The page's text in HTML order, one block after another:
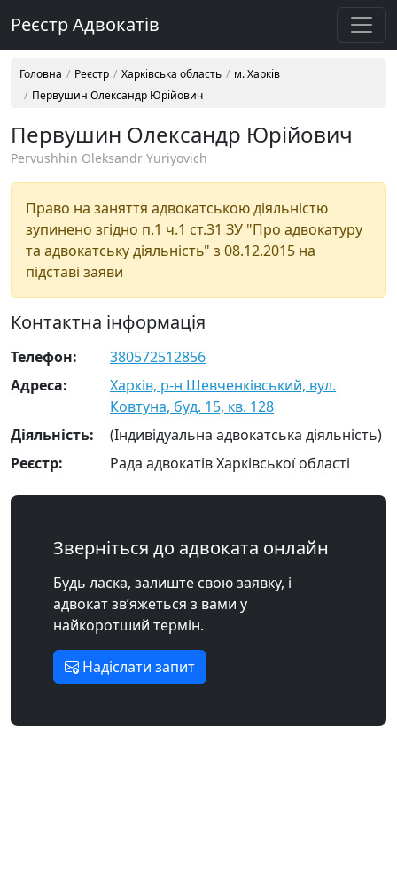
Реєстр Адвокатів
Головна Реєстр Харківська область
м. Харків
Первушин Олександр Юрійович
Первушин Олександр Юрійович
Pervushhin Oleksandr Yuriyovich
Право на заняття адвокатською діяльністю
зупинено згідно п.1 ч.1 ст.31 ЗУ "Про адвокатуру
та адвокатську діяльність" з 08.12.2015 на
підставі заяви
Контактна інформація
Телефон:
380572512856
Адреса:
Харків, р-н Шевченківський, вул.
Ковтуна, буд. 15, кв. 128
Діяльність:
(Індивідуальна адвокатська діяльність)
Реєстр:
Рада адвокатів Харківської області
Зверніться до адвоката онлайн
Будь ласка, залиште свою заявку, і
адвокат зв’яжеться з вами у
найкоротший термін.
Надіслати запит